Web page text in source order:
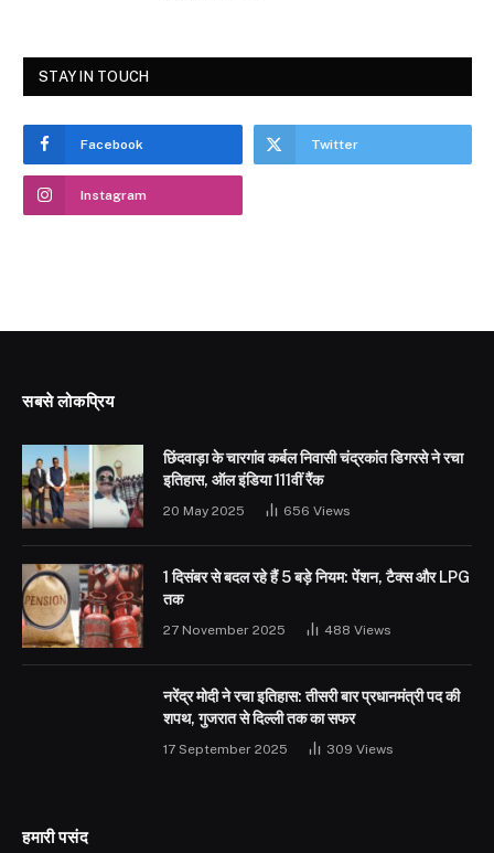
STAY IN TOUCH
Facebook Twitter
Instagram
सबसे लोकप्रिय
छिंदवाड़ा के चारगांव कर्बल निवासी चंद्रकांत डिगरसे ने रचा
इतिहास, ऑल इंडिया 111वीं रैंक
20 May 2025 656 Views
1 दिसंबर से बदल रहे हैं 5 बड़े नियम: पेंशन, टैक्स और LPG
तक
27 November 2025 488 Views
नरेंद्र मोदी ने रचा इतिहास: तीसरी बार प्रधानमंत्री पद की
शपथ, गुजरात से दिल्ली तक का सफर
17 September 2025 309 Views
हमारी पसंद